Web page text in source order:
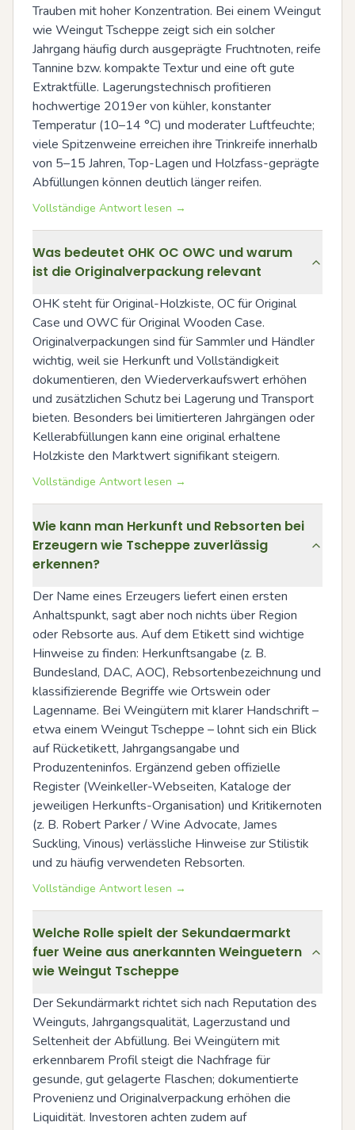
Trauben mit hoher Konzentration. Bei einem Weingut
wie Weingut Tscheppe zeigt sich ein solcher
Jahrgang häufig durch ausgeprägte Fruchtnoten, reife
Tannine bzw. kompakte Textur und eine oft gute
Extraktfülle. Lagerungstechnisch profitieren
hochwertige 2019er von kühler, konstanter
Temperatur (10–14 °C) und moderater Luftfeuchte;
viele Spitzenweine erreichen ihre Trinkreife innerhalb
von 5–15 Jahren, Top-Lagen und Holzfass-geprägte
Abfüllungen können deutlich länger reifen.
Vollständige Antwort lesen →
Was bedeutet OHK OC OWC und warum
ist die Originalverpackung relevant
OHK steht für Original-Holzkiste, OC für Original
Case und OWC für Original Wooden Case.
Originalverpackungen sind für Sammler und Händler
wichtig, weil sie Herkunft und Vollständigkeit
dokumentieren, den Wiederverkaufswert erhöhen
und zusätzlichen Schutz bei Lagerung und Transport
bieten. Besonders bei limitierteren Jahrgängen oder
Kellerabfüllungen kann eine original erhaltene
Holzkiste den Marktwert signifikant steigern.
Vollständige Antwort lesen →
Wie kann man Herkunft und Rebsorten bei
Erzeugern wie Tscheppe zuverlässig
erkennen?
Der Name eines Erzeugers liefert einen ersten
Anhaltspunkt, sagt aber noch nichts über Region
oder Rebsorte aus. Auf dem Etikett sind wichtige
Hinweise zu finden: Herkunftsangabe (z. B.
Bundesland, DAC, AOC), Rebsortenbezeichnung und
klassifizierende Begriffe wie Ortswein oder
Lagenname. Bei Weingütern mit klarer Handschrift –
etwa einem Weingut Tscheppe – lohnt sich ein Blick
auf Rücketikett, Jahrgangsangabe und
Produzenteninfos. Ergänzend geben offizielle
Register (Weinkeller-Webseiten, Kataloge der
jeweiligen Herkunfts-Organisation) und Kritikernoten
(z. B. Robert Parker / Wine Advocate, James
Suckling, Vinous) verlässliche Hinweise zur Stilistik
und zu häufig verwendeten Rebsorten.
Vollständige Antwort lesen →
Welche Rolle spielt der Sekundaermarkt
fuer Weine aus anerkannten Weinguetern
wie Weingut Tscheppe
Der Sekundärmarkt richtet sich nach Reputation des
Weinguts, Jahrgangsqualität, Lagerzustand und
Seltenheit der Abfüllung. Bei Weingütern mit
erkennbarem Profil steigt die Nachfrage für
gesunde, gut gelagerte Flaschen; dokumentierte
Provenienz und Originalverpackung erhöhen die
Liquidität. Investoren achten zudem auf